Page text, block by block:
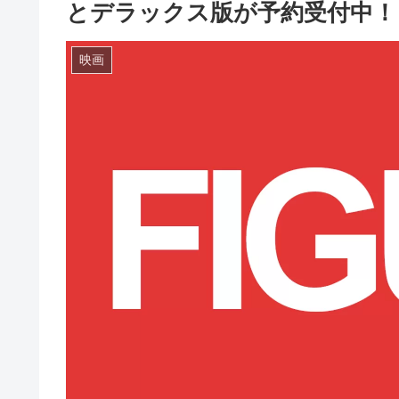
とデラックス版が予約受付中
映画